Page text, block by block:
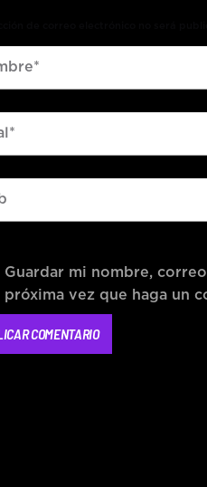
Guardar mi nombre,
próxima vez que haga un